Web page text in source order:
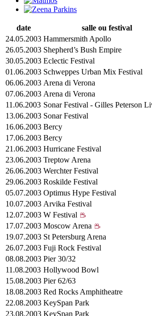
date salle ou festival
24.05.2003 Hammersmith Apollo
26.05.2003 Shepherd’s Bush Empire
30.05.2003 Eclectic Festival
01.06.2003 Schweppes Urban Mix Festival
06.06.2003 Arena di Verona
07.06.2003 Arena di Verona
11.06.2003 Sonar Festival - Gilles Peterson
13.06.2003 Sonar Festival
16.06.2003 Bercy
17.06.2003 Bercy
21.06.2003 Hurricane Festival
23.06.2003 Treptow Arena
26.06.2003 Werchter Festival
29.06.2003 Roskilde Festival
05.07.2003 Optimus Hype Festival
10.07.2003 Arvika Festival
12.07.2003 W Festival
17.07.2003 Moscow Arena
19.07.2003 St Petersburg Arena
26.07.2003 Fuji Rock Festival
08.08.2003 Pier 30/32
11.08.2003 Hollywood Bowl
15.08.2003 Pier 62/63
18.08.2003 Red Rocks Amphitheatre
22.08.2003 KeySpan Park
23.08.2003 KeySpan Park